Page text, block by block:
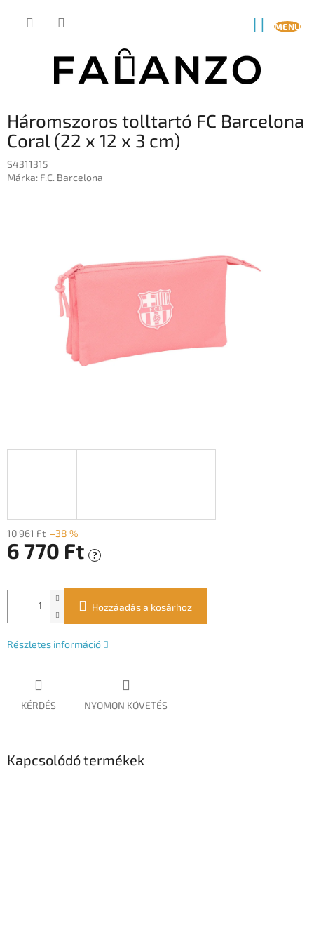
KOSÁR
Háromszoros tolltartó FC Barcelona
Coral (22 x 12 x 3 cm)
S4311315
Márka: F.C. Barcelona
10 961 Ft –38 %
6 770 Ft ?
Hozzáadás a kosárhoz
Részletes információ
KÉRDÉS NYOMON KÖVETÉS
Kapcsolódó termékek